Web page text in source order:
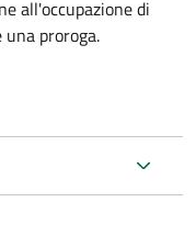
all'occupazione di
proroga.